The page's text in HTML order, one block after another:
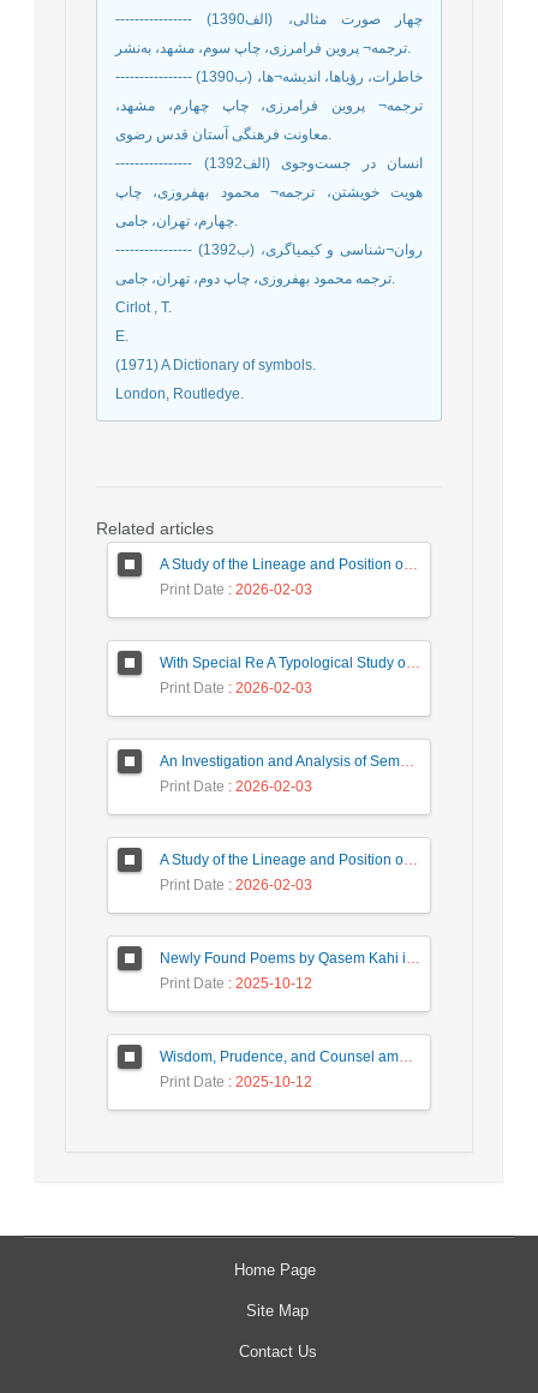
---------------- (1390الف) چهار صورت مثالی،
ترجمه¬ پروین فرامرزی، چاپ سوم، مشهد، به‌نشر.
---------------- (1390ب) خاطرات، رؤیاها، اندیشه¬ها،
ترجمه¬ پروین فرامرزی، چاپ چهارم، مشهد،
معاونت فرهنگی آستان قدس رضوی.
---------------- (1392الف) انسان در جست‌وجوی
هویت خویشتن، ترجمه¬ محمود بهفروزی، چاپ
چهارم، تهران، جامی.
---------------- (1392ب) روان¬شناسی و کیمیاگری،
ترجمه محمود بهفروزی، چاپ دوم، تهران، جامی.
Cirlot , T.
E.
(1971) A Dictionary of symbols.
London, Routledye.
Related articles
A Study of the Lineage and Position of “Khatib Qazvini” in the History of the Development of Rhetorical Sciences
Print Date : 2026-02-03
With Special Re A Typological Study of Symbolic Debate ference to Ferdowsi’s Shahnameh and Nezami’s Khamsa
Print Date : 2026-02-03
An Investigation and Analysis of Semantic-Syntactic Alignment in Persian Translations of Tuesdays with Morrie
Print Date : 2026-02-03
A Study of the Lineage and Position of “Khatib Qazvini” in the History of the Development of Rhetorical Sciences
Print Date : 2026-02-03
Newly Found Poems by Qasem Kahi in the Sharaf Collection
Print Date : 2025-10-12
Wisdom, Prudence, and Counsel among the Women of the Shahnameh
Print Date : 2025-10-12
Home Page
Site Map
Contact Us